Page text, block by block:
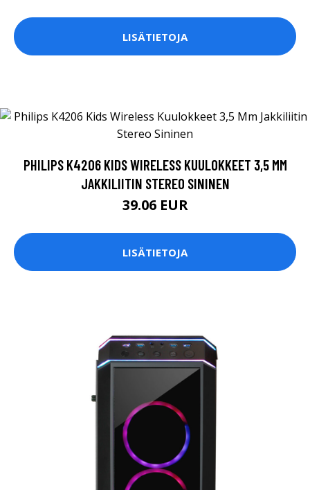
LISÄTIETOJA
PHILIPS K4206 KIDS WIRELESS KUULOKKEET 3,5 MM
JAKKILIITIN STEREO SININEN
39.06 EUR
LISÄTIETOJA